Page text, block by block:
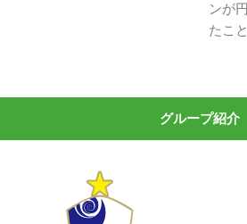
ンが
たこ
グループ紹介